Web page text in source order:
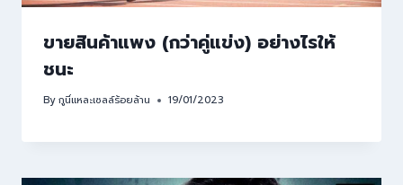
ขายสินค้าแพง (กว่าคู่แข่ง) อย่างไรให้
ชนะ
Byกูนี่แหละเซลล์ร้อยล้าน 19/01/2023